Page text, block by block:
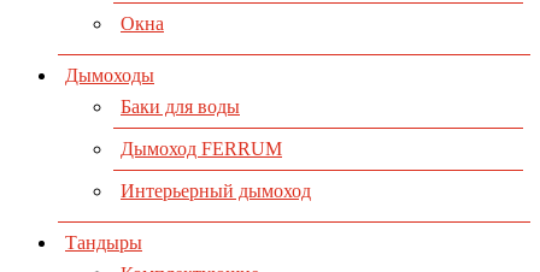
Окна
Дымоходы
Баки для воды
Дымоход FERRUM
Интерьерный дымоход
Тандыры